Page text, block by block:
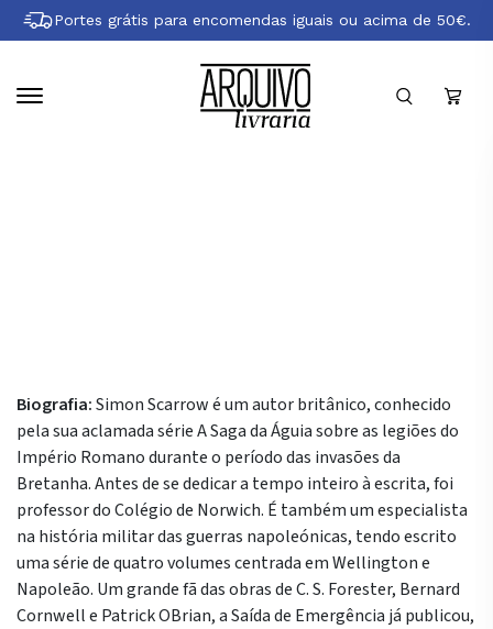
Pular
para
principal
Portes grátis para encomendas iguais ou acima de 50€.
Biografia:Simon Scarrow é um autor britânico, conhecido
pela sua aclamada série A Saga da Águia sobre as legiões do
Império Romano durante o período das invasões da
Bretanha. Antes de se dedicar a tempo inteiro à escrita, foi
professor do Colégio de Norwich. É também um especialista
na história militar das guerras napoleónicas, tendo escrito
uma série de quatro volumes centrada em Wellington e
Napoleão. Um grande fã das obras de C. S. Forester, Bernard
Cornwell e Patrick OBrian, a Saída de Emergência já publicou,